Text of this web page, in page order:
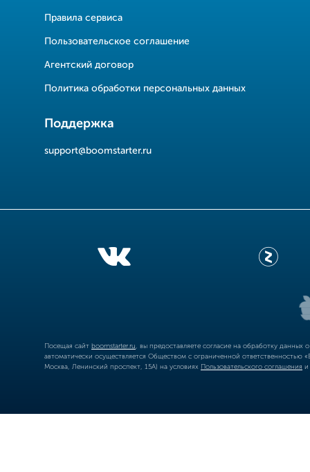
Правила сервиса
Пользовательское соглашение
Агентский договор
Политика обработки персональных данных
Поддержка
support@boomstarter.ru
Посещая сайт boomstarter.ru , вы предоставляете согласие на обработку
автоматически осуществляется Обществом с ограниченной
Москва, Ленинский проспект, 15А) на условиях Пользовательского соглашения и